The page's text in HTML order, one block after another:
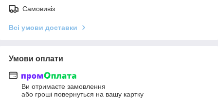
Самовивіз
Всі умови доставки
Умови оплати
Ви отримаєте замовлення
або гроші повернуться на вашу картку